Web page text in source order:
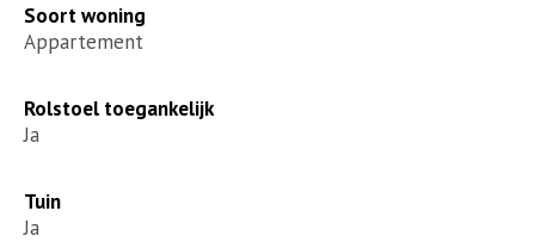
Soort woning
Appartement
Rolstoel toegankelijk
Ja
Tuin
Ja